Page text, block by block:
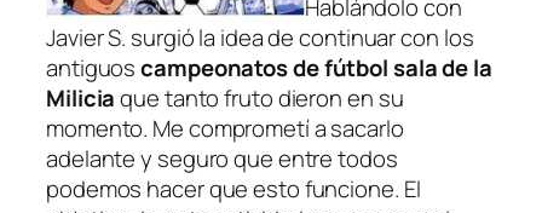
Hablándolo con
Javier S. surgió la idea de continuar con los
antiguoscampeonatos de fútbol sala de la
Miliciaque tanto fruto dieron en su
momento. Me comprometí a sacarlo
adelante y seguro que entre todos
podemos hacer que esto funcione. El